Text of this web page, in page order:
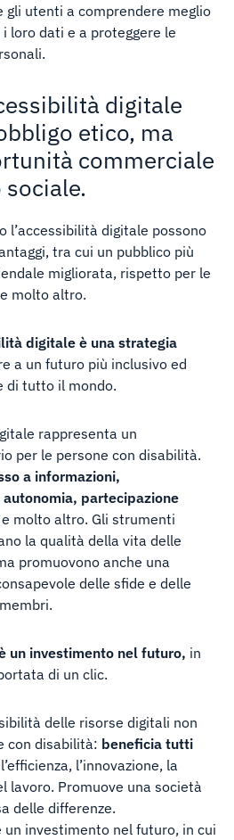
utenti a comprendere meglio
loro dati e a proteggere le
digitale
etico, ma
commerciale
sociale.
l’accessibilità digitale possono
tra cui un pubblico più
migliorata, rispetto per le
molto altro.
digitale è una strategia
a un futuro più inclusivo ed
di tutto il mondo.
rappresenta un
per le persone con disabilità.
a informazioni,
partecipazione
e molto altro. Gli strumenti
la qualità della vita delle
promuovono anche una
delle sfide e delle
un investimento nel futuro, in
di un clic.
delle risorse digitali non
con disabilità: beneficia tutti
l’innovazione, la
lavoro. Promuove una società
delle differenze.
un investimento nel futuro, in cui